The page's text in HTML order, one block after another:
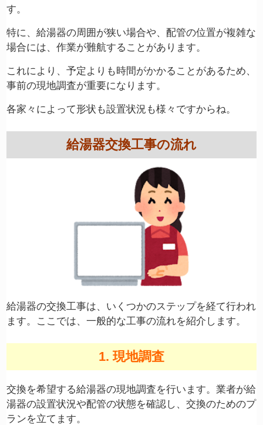
す。
特に、給湯器の周囲が狭い場合や、配管の位置が複雑な
場合には、作業が難航することがあります。
これにより、予定よりも時間がかかることがあるため、
事前の現地調査が重要になります。
各家々によって形状も設置状況も様々ですからね。
給湯器交換工事の流れ
給湯器の交換工事は、いくつかのステップを経て行われ
ます。ここでは、一般的な工事の流れを紹介します。
1. 現地調査
交換を希望する給湯器の現地調査を行います。業者が給
湯器の設置状況や配管の状態を確認し、交換のためのプ
ランを立てます。